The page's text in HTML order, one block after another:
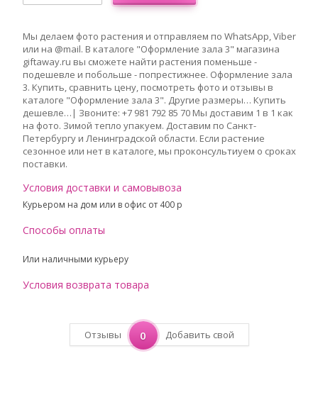
Мы делаем фото растения и отправляем по WhatsApp, Viber
или на @mail. В каталоге "Оформление зала 3" магазина
giftaway.ru вы сможете найти растения поменьше -
подешевле и побольше - попрестижнее. Оформление зала
3. Купить, сравнить цену, посмотреть фото и отзывы в
каталоге "Оформление зала 3". Другие размеры… Купить
дешевле…| Звоните: +7 981 792 85 70 Мы доставим 1 в 1 как
на фото. Зимой тепло упакуем. Доставим по Санкт-
Петербургу и Ленинградской области. Если растение
сезонное или нет в каталоге, мы проконсультиуем о сроках
поставки.
Условия доставки и самовывоза
Курьером на дом или в офис от 400 p
Способы оплаты
Или наличными курьеру
Условия возврата товара
Отзывы 0 Добавить свой